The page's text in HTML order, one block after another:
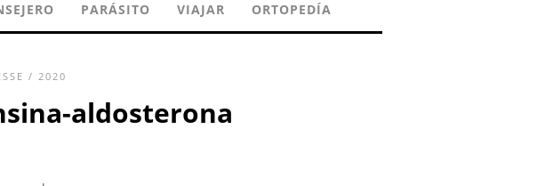
PARÁSITO VIAJAR ORTOPEDÍA
/ 2020
aldosterona